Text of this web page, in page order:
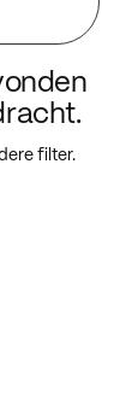
filter.